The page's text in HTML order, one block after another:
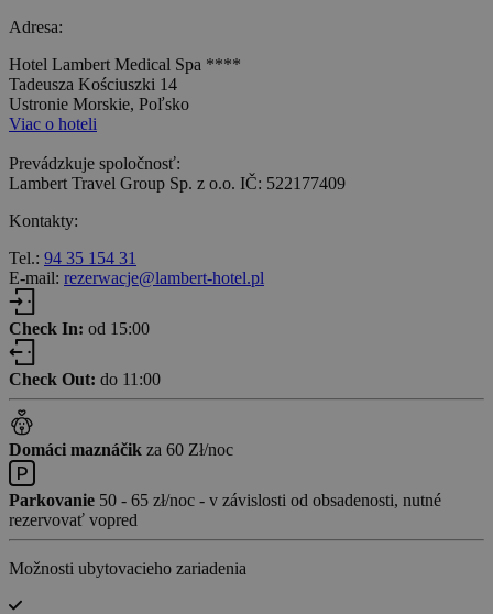
Adresa:
Hotel Lambert Medical Spa ****
Tadeusza Kościuszki 14
Ustronie Morskie, Poľsko
Viac o hoteli
Prevádzkuje spoločnosť:
Lambert Travel Group Sp. z o.o. IČ: 522177409
Kontakty:
Tel.: 94 35 154 31
E-mail: rezerwacje@lambert-hotel.pl
Check In: od 15:00
Check Out: do 11:00
Domáci maznáčik za 60 Zł/noc
Parkovanie 50 - 65 zł/noc - v závislosti od obsadenosti, nutné
rezervovať vopred
Možnosti ubytovacieho zariadenia